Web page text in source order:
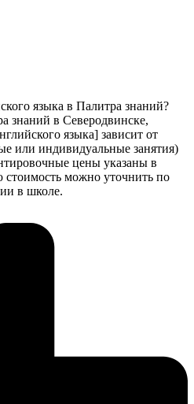
языка в Палитра знаний?
знаний в Северодвинске,
языка] зависит от
или индивидуальные занятия)
цены указаны в
стоимость можно уточнить по
в школе.